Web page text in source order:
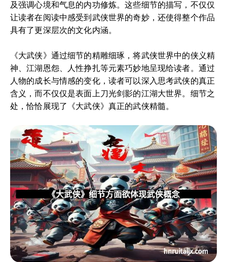
及强调心境和气息的内功修炼。这些细节的描写，不仅仅
让读者在阅读中感受到武侠世界的奇妙，还使得整个作品
具有了更深层次的文化内涵。
《大武侠》通过细节的精雕细琢，将武侠世界中的侠义精
神、江湖恩怨、人性挣扎等元素巧妙地呈现给读者。通过
人物的成长与情感的变化，读者可以深入思考武侠的真正
含义，而不仅仅是表面上刀光剑影的江湖大世界。细节之
处，恰恰展现了《大武侠》真正的武侠精髓。